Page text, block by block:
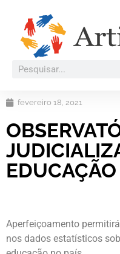
fevereiro 18, 2021
Aperfeiçoamento
nos dados estatísticos